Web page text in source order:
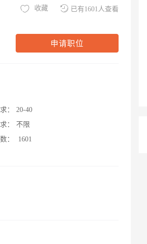
已有1601人查看
收藏
申请职位
：
20-40
：
不限
：
1601